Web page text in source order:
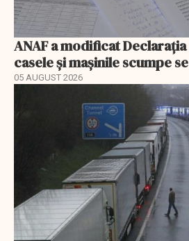
ANAF a modificat Declarația
casele și mașinile scumpe
05 AUGUST 2026